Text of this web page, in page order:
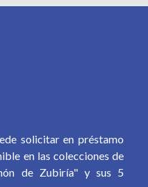
solicitar en préstamo
en las colecciones de
de Zubiría" y sus 5